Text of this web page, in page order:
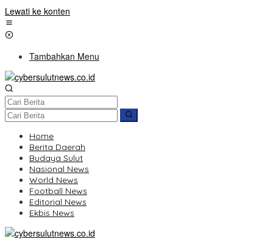
Lewati ke konten
Tambahkan Menu
Home
Berita Daerah
Budaya Sulut
Nasional News
World News
Football News
Editorial News
Ekbis News